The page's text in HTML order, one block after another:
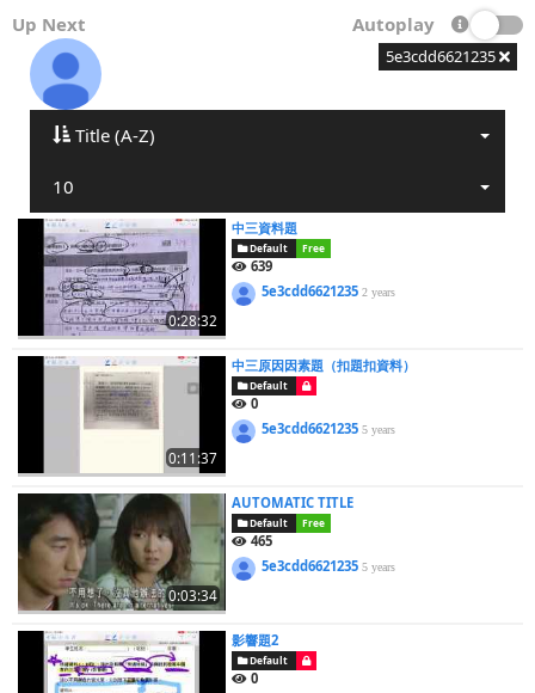
Up Next Autoplay
5e3cdd6621235
Title (A-Z)
10
0:28:32
中三資料題
Default Free
639
5e3cdd66212352 years
0:11:37
中三原因因素題（扣題扣資料）
Default
0
5e3cdd66212355 years
0:03:34
AUTOMATIC TITLE
Default Free
465
5e3cdd66212355 years
影響題2
Default
0